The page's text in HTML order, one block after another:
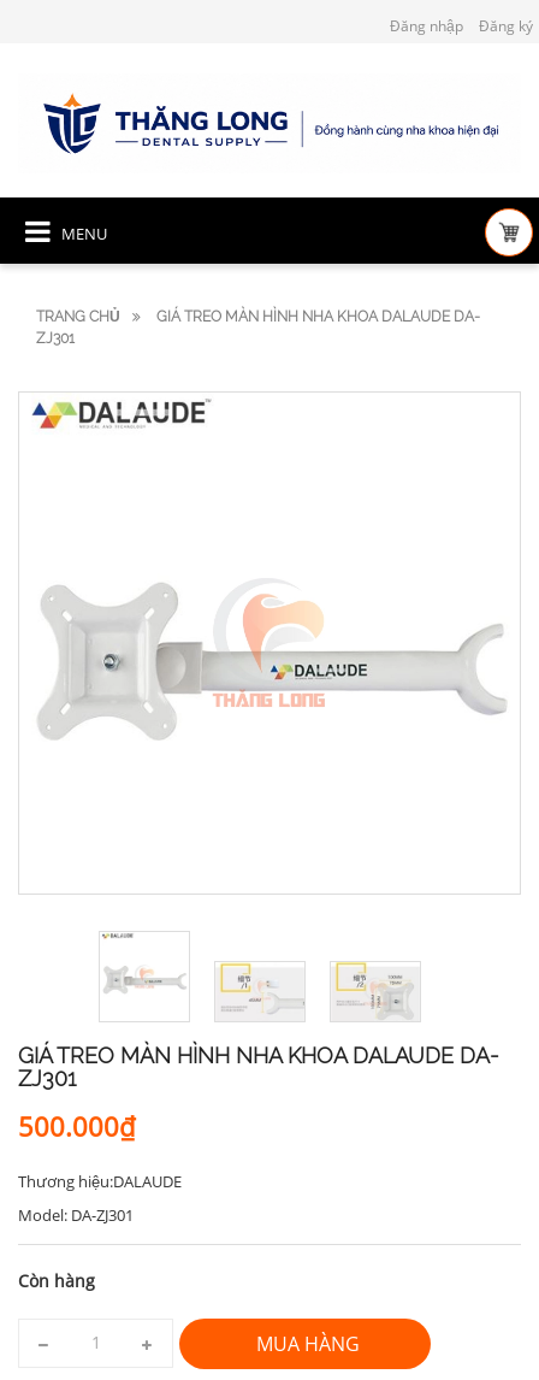
Đăng nhập Đăng ký
MENU
TRANG CHỦ
GIÁ TREO MÀN HÌNH NHA KHOA DALAUDE DA-
ZJ301
GIÁ TREO MÀN HÌNH NHA KHOA DALAUDE DA-
ZJ301
500.000₫
Thương hiệu:DALAUDE
Model: DA-ZJ301
Còn hàng
MUA HÀNG